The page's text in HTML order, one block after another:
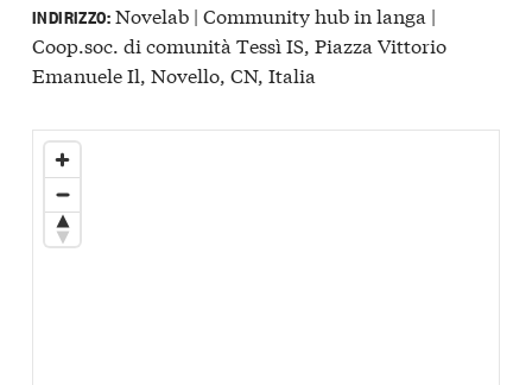
INDIRIZZO:Novelab | Community hub in langa |
Coop.soc. di comunità Tessì IS, Piazza Vittorio
Emanuele Il, Novello, CN, Italia